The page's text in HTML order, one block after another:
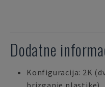
Dodatne
Konfiguracija: 2K
brizganje plastike)